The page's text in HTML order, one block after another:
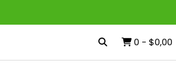
0 - $0,00